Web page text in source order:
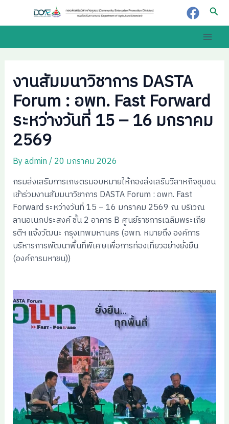
Main
งานสัมมนาวิชาการ DASTA
Forum : อพท. Fast Forward
ระหว่างวันที่ 15 – 16 มกราคม
2569
Byadmin/20 มกราคม 2026
กรมส่งเสริมการเกษตรมอบหมายให้กองส่งเสริมวิสาหกิจชุมชน
เข้าร่วมงานสัมมนาวิชาการ DASTA Forum : อพท. Fast
Forward ระหว่างวันที่ 15 – 16 มกราคม 2569 ณ บริเวณ
ลานอเนกประสงค์ ชั้น 2 อาคาร B ศูนย์ราชการเฉลิมพระเกีย
รติฯ แจ้งวัฒนะ กรุงเทพมหานคร (อพท. หมายถึง องค์การ
บริหารการพัฒนาพื้นที่พิเศษเพื่อการท่องเที่ยวอย่างยั่งยืน
(องค์การมหาชน))
navigation